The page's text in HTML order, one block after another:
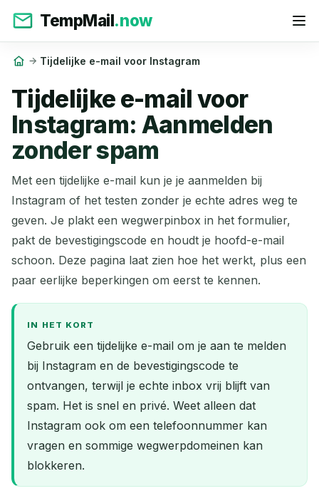
TempMail.now
Tijdelijke e-mail voor Instagram
Tijdelijke e-mail voor
Instagram: Aanmelden
zonder spam
Met een tijdelijke e-mail kun je je aanmelden bij
Instagram of het testen zonder je echte adres weg te
geven. Je plakt een wegwerpinbox in het formulier,
pakt de bevestigingscode en houdt je hoofd-e-mail
schoon. Deze pagina laat zien hoe het werkt, plus een
paar eerlijke beperkingen om eerst te kennen.
IN HET KORT
Gebruik een tijdelijke e-mail om je aan te melden
bij Instagram en de bevestigingscode te
ontvangen, terwijl je echte inbox vrij blijft van
spam. Het is snel en privé. Weet alleen dat
Instagram ook om een telefoonnummer kan
vragen en sommige wegwerpdomeinen kan
blokkeren.